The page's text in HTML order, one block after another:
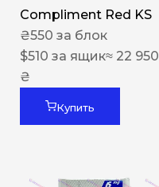
Compliment Red KS
₴550 за блок
$510 за ящик≈ 22 950
₴
Купить